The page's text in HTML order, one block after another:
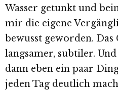
Wasser getunkt und
mir die eigene
bewusst geworden. Das
langsamer, subtiler.
dann eben ein paar
jeden Tag deutlich